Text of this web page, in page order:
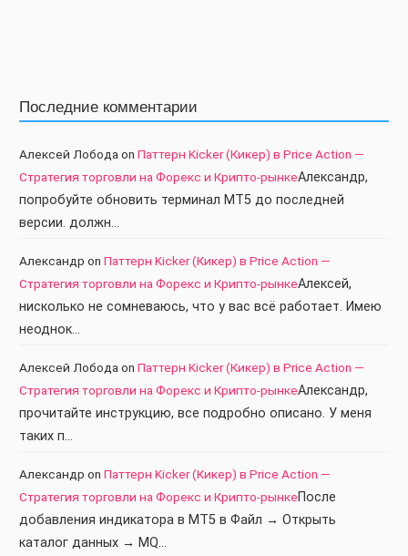
Последние комментарии
Алексей Лобода on Паттерн Kicker (Кикер) в Price Action —
Стратегия торговли на Форекс и Крипто-рынкеАлександр,
попробуйте обновить терминал МТ5 до последней
версии. должн…
Александр on Паттерн Kicker (Кикер) в Price Action —
Стратегия торговли на Форекс и Крипто-рынкеАлексей,
нисколько не сомневаюсь, что у вас всё работает. Имею
неоднок…
Алексей Лобода on Паттерн Kicker (Кикер) в Price Action —
Стратегия торговли на Форекс и Крипто-рынкеАлександр,
прочитайте инструкцию, все подробно описано. У меня
таких п…
Александр on Паттерн Kicker (Кикер) в Price Action —
Стратегия торговли на Форекс и Крипто-рынкеПосле
добавления индикатора в МТ5 в Файл → Открыть
каталог данных → MQ…